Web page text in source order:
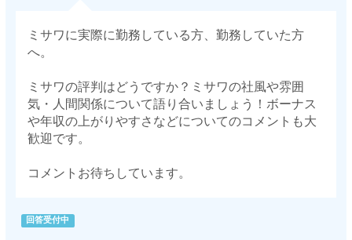
ミサワに実際に勤務している方、勤務していた方
へ。
ミサワの評判はどうですか？ミサワの社風や雰囲
気・人間関係について語り合いましょう！ボーナス
や年収の上がりやすさなどについてのコメントも大
歓迎です。
コメントお待ちしています。
回答受付中